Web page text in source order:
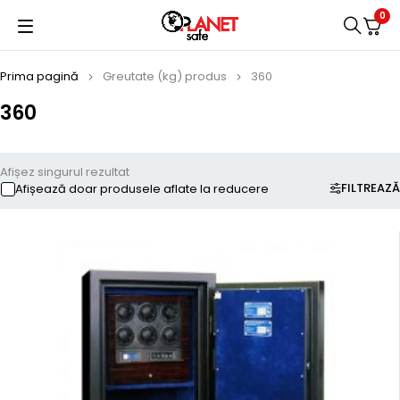
0
360
Prima pagină Greutate (kg) produs 360
FILTREAZĂ
Afișez singurul rezultat
Afișează doar produsele aflate la reducere